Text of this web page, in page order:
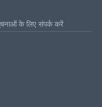
के लिए संपर्क करें